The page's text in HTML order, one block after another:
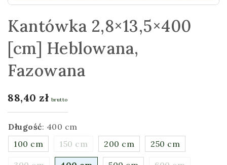
Kantówka 2,8×13,5×400
[cm] Heblowana,
Fazowana
88,40 zł brutto
Długość: 400 cm
100 cm
150 cm 200 cm 250 cm